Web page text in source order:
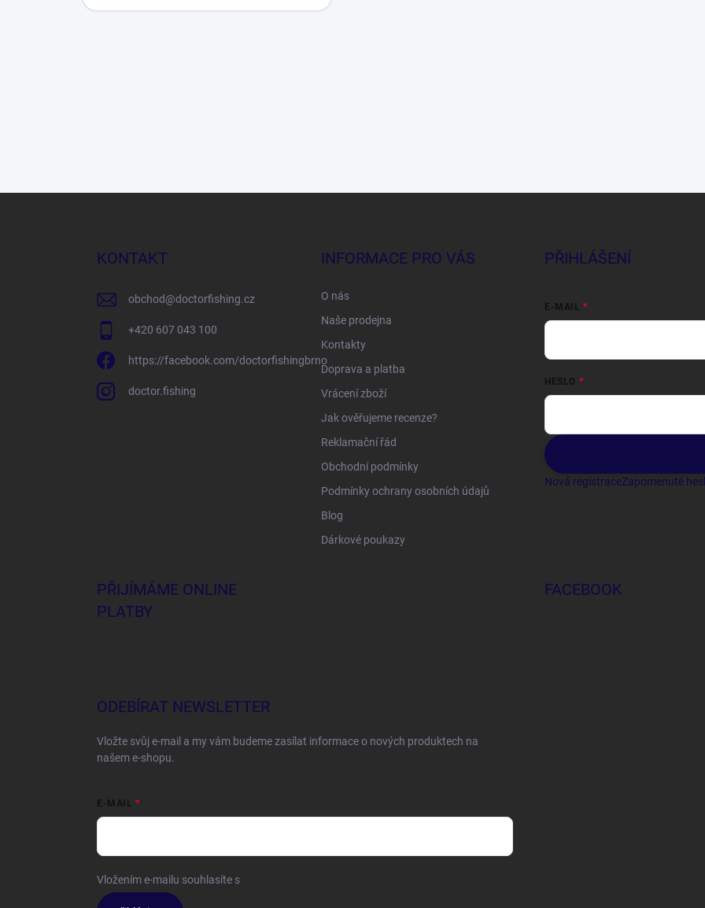
KONTAKT
obchod@doctorfishing.cz
+420 607 043 100
https://facebook.com/doctorfishingbrno
doctor.fishing
INFORMACE PRO VÁS
O nás
Naše prodejna
Kontakty
Doprava a platba
Vrácení zboží
Jak ověřujeme recenze?
Reklamační řád
Obchodní podmínky
Podmínky ochrany osobních údajů
Blog
Dárkové poukazy
PŘIHLÁŠENÍ
E-MAIL
HESLO
Nová registraceZapomenuté
PŘIJÍMÁME ONLINE
PLATBY
FACEBOOK
ODEBÍRAT NEWSLETTER
Vložte svůj e-mail a my vám budeme zasílat informace o nových produktech na
našem e-shopu.
E-MAIL
Vložením e-mailu souhlasíte s